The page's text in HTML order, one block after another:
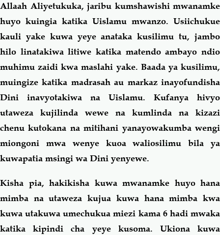
Allaah Aliyetukuka, jaribu kumshawishi mwanamke
huyo kuingia katika Uislamu mwanzo. Usiichukue
kauli yake kuwa yeye anataka kusilimu tu, jambo
hilo linatakiwa litiwe katika matendo ambayo ndio
muhimu zaidi kwa maslahi yake. Baada ya kusilimu,
muingize katika madrasah au markaz inayofundisha
Dini inavyotakiwa na Uislamu. Kufanya hivyo
utaweza kujilinda wewe na kumlinda na kizazi
chenu kutokana na mitihani yanayowakumba wengi
miongoni mwa wenye kuoa waliosilimu bila ya
kuwapatia msingi wa Dini yenyewe.
Kisha pia, hakikisha kuwa mwanamke huyo hana
mimba na utaweza kujua kuwa hana mimba kwa
kuwa utakuwa umechukua miezi kama 6 hadi mwaka
katika kipindi cha yeye kusoma. Ukiona kuwa